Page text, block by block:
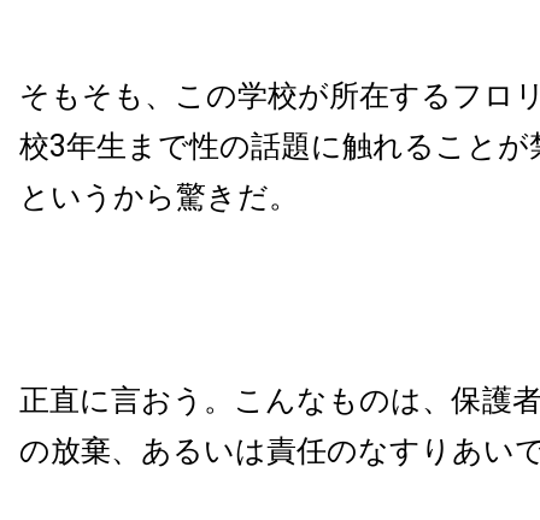
そもそも、この学校が所在するフロ
校3年生まで性の話題に触れること
というから驚きだ。
正直に言おう。こんなものは、保護
の放棄、あるいは責任のなすりあい